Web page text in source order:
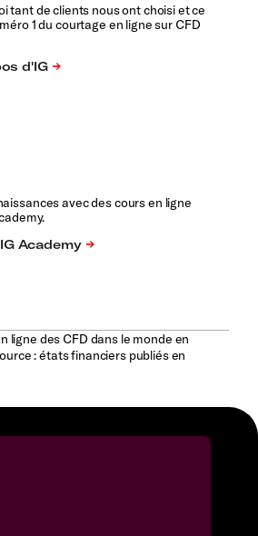
tant de clients nous ont choisi et ce
1 du courtage en ligne sur CFD
avec des cours en ligne
ligne des CFD dans le monde en
: états financiers publiés en